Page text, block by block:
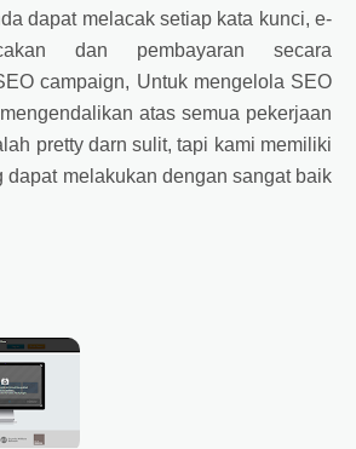
dapat melacak setiap kata kunci, e-
dan pembayaran secara
campaign, Untuk mengelola SEO
atas semua pekerjaan
pretty darn sulit, tapi kami memiliki
dapat melakukan dengan sangat baik